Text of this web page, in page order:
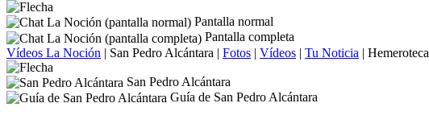
Pantalla normal
Pantalla completa
Vídeos La Noción | San Pedro Alcántara | Fotos | Vídeos | Tu Noticia | Hemeroteca
San Pedro Alcántara
Guía de San Pedro Alcántara